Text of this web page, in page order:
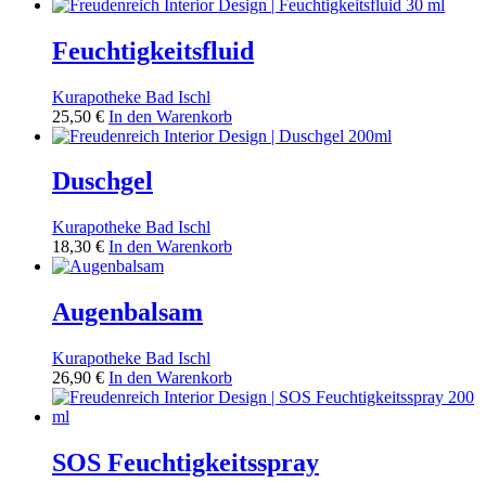
Feuchtigkeitsfluid
Kurapotheke Bad Ischl
25,50 € In den Warenkorb
Duschgel
Kurapotheke Bad Ischl
18,30 € In den Warenkorb
Augenbalsam
Kurapotheke Bad Ischl
26,90 € In den Warenkorb
SOS Feuchtigkeitsspray